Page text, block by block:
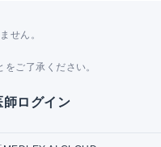
せん。
ご了承ください。
師ログイン